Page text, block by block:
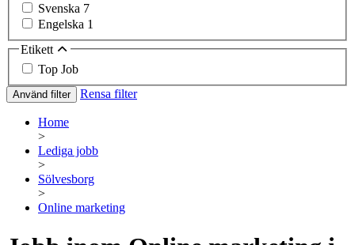
Svenska 7
Engelska 1
Etikett
Top Job
Använd filter Rensa filter
Home
>
Lediga jobb
>
Sölvesborg
>
Online marketing